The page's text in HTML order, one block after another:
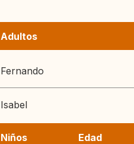
Adultos
Fernando
Isabel
Niños Edad